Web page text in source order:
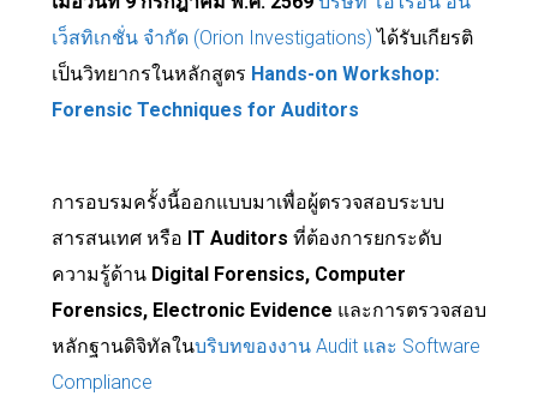
เว็สทิเกชั่น จำกัด (Orion Investigations) ได้รับเกียรติ
เป็นวิทยากรในหลักสูตร Hands-on Workshop:
Forensic Techniques for Auditors
การอบรมครั้งนี้ออกแบบมาเพื่อผู้ตรวจสอบระบบ
สารสนเทศ หรือ IT Auditors ที่ต้องการยกระดับ
ความรู้ด้าน Digital Forensics, Computer
Forensics, Electronic Evidence และการตรวจสอบ
หลักฐานดิจิทัลในบริบทของงาน Audit และ Software
Compliance